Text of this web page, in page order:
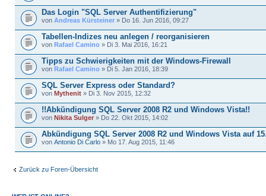
Das Login "SQL Server Authentifizierung"
von Andreas Kürsteiner » Do 16. Jun 2016, 09:27
Tabellen-Indizes neu anlegen / reorganisieren
von Rafael Camino » Di 3. Mai 2016, 16:21
Tipps zu Schwierigkeiten mit der Windows-Firewall
von Rafael Camino » Di 5. Jan 2016, 18:39
SQL Server Express oder Standard?
von Mythenit » Di 3. Nov 2015, 12:32
!!Abkündigung SQL Server 2008 R2 und Windows Vista!!
von Nikita Sulger » Do 22. Okt 2015, 14:02
Abkündigung SQL Server 2008 R2 und Windows Vista auf
von Antonio Di Carlo » Mo 17. Aug 2015, 11:46
Zurück zu Foren-Übersicht